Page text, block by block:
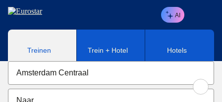
Naar hoofdinhoud
AI
Treinen Trein + Hotel Hotels